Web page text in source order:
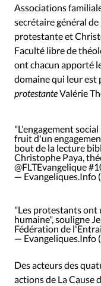
Associations
secrétaire général
protestante et
Faculté libre de
ont chacun apporté
domaine qui leur est
protestanteValérie
"L'engagement
fruit d'un
bout de la lecture
Christophe Paya,
@FLTEvangelique
— Evangeliques.Info
"Les protestants ont
humaine", souligne
Fédération de
— Evangeliques.Info
Des acteurs des
actions de La Cause